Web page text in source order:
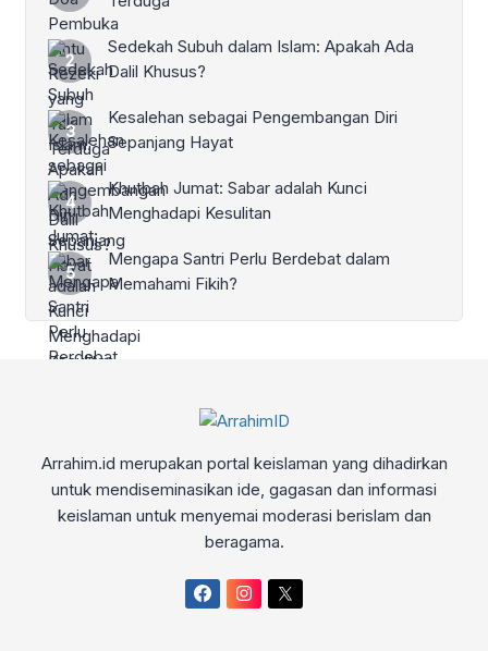
Sedekah Subuh dalam Islam: Apakah Ada
Dalil Khusus?
Kesalehan sebagai Pengembangan Diri
Sepanjang Hayat
Khutbah Jumat: Sabar adalah Kunci
Menghadapi Kesulitan
Mengapa Santri Perlu Berdebat dalam
Memahami Fikih?
Arrahim.id merupakan portal keislaman yang dihadirkan
untuk mendiseminasikan ide, gagasan dan informasi
keislaman untuk menyemai moderasi berislam dan
beragama.